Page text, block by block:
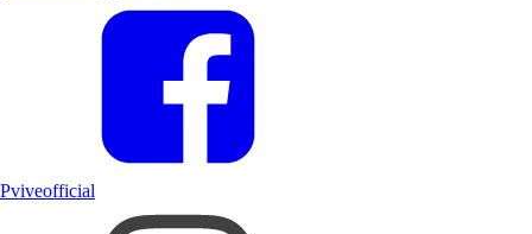
Pviveofficial